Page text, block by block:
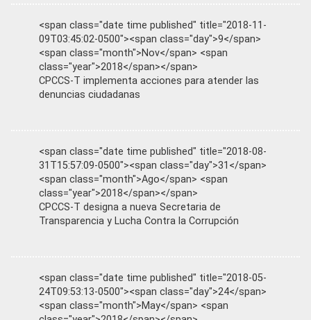
<span class="date time published" title="2018-11-
09T03:45:02-0500"><span class="day">9</span>
<span class="month">Nov</span> <span
class="year">2018</span></span>
CPCCS-T implementa acciones para atender las
denuncias ciudadanas
<span class="date time published" title="2018-08-
31T15:57:09-0500"><span class="day">31</span>
<span class="month">Ago</span> <span
class="year">2018</span></span>
CPCCS-T designa a nueva Secretaria de
Transparencia y Lucha Contra la Corrupción
<span class="date time published" title="2018-05-
24T09:53:13-0500"><span class="day">24</span>
<span class="month">May</span> <span